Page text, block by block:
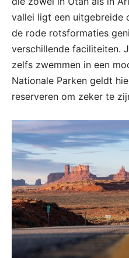
vallei ligt een uitgebreide
de rode rotsformaties
verschillende faciliteiten.
zelfs zwemmen in een
Nationale Parken geldt
reserveren om zeker te